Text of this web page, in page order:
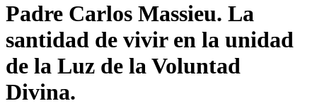
Padre Carlos Massieu. La
santidad de vivir en la unidad
de la Luz de la Voluntad
Divina.